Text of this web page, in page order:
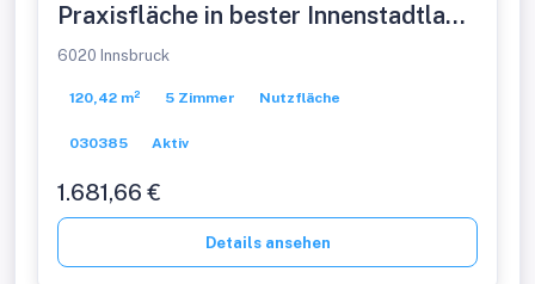
Praxisfläche in bester Innenstadtlage
von Innsbruck
6020 Innsbruck
120,42 m² 5 Zimmer Nutzfläche
030385 Aktiv
1.681,66 €
Details ansehen